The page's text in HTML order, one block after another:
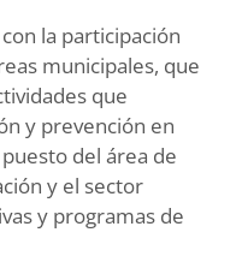
la participación
municipales, que
que
y prevención en
del área de
y el sector
y programas de